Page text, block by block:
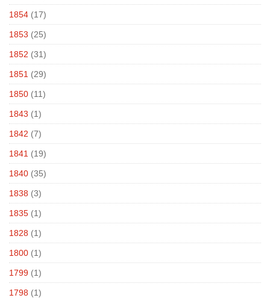
1854 (17)
1853 (25)
1852 (31)
1851 (29)
1850 (11)
1843 (1)
1842 (7)
1841 (19)
1840 (35)
1838 (3)
1835 (1)
1828 (1)
1800 (1)
1799 (1)
1798 (1)